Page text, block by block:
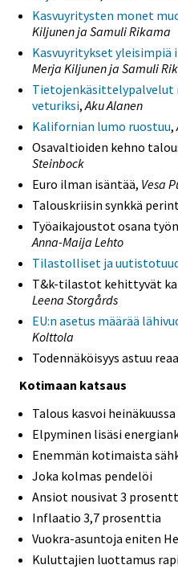
Kasvuyritysten monet
Kiljunen ja Samuli Rikama
Kasvuyritykset
Merja Kiljunen ja Samuli
Tietojenkäsittelypalvelut
veturiksi,Aku Alanen
Kalifornian lumo ruostuu,
Osavaltioiden kehno
Steinbock
Euro ilman isäntää, Vesa
Talouskriisin synkkä
Työaikajoustot osana
Anna-Maija Lehto
Tilastolliset ja
T&k-tilastot kehittyvät
Leena Storgårds
EU:n asetus määrää
Kolttola
Todennäköisyys astuu
Kotimaan katsaus
Talous kasvoi heinäkuussa
Elpyminen lisäsi
Enemmän kotimaista
Joka kolmas pendelöi
Ansiot nousivat 3
Inflaatio 3,7 prosenttia
Vuokra-asuntoja eniten
Kuluttajien luottamus